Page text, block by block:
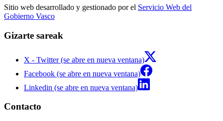
Sitio web desarrollado y gestionado por el Servicio Web del
Gobierno Vasco
Gizarte sareak
X - Twitter (se abre en nueva ventana)
Facebook (se abre en nueva ventana)
Linkedin (se abre en nueva ventana)
Contacto